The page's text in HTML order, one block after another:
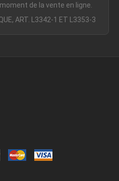
de la vente en ligne.
ART. L3342-1 ET L3353-3